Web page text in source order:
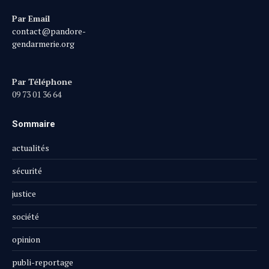
Par Email
contact@pandore-
gendarmerie.org
Par Téléphone
09 73 01 36 64
Sommaire
actualités
sécurité
justice
société
opinion
publi-reportage